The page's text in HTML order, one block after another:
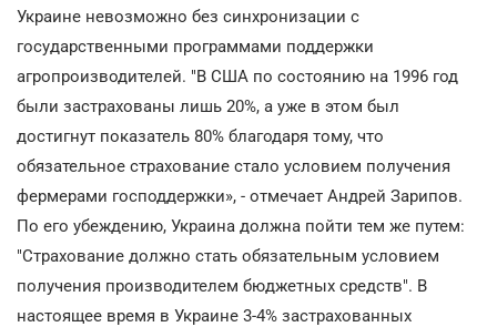
Украине невозможно без синхронизации с
государственными программами поддержки
агропроизводителей. "В США по состоянию на 1996 год
были застрахованы лишь 20%, а уже в этом был
достигнут показатель 80% благодаря тому, что
обязательное страхование стало условием получения
фермерами господдержки», - отмечает Андрей Зарипов.
По его убеждению, Украина должна пойти тем же путем:
"Страхование должно стать обязательным условием
получения производителем бюджетных средств". В
настоящее время в Украине 3-4% застрахованных